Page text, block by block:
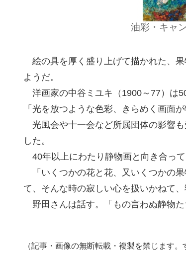
油彩・キャ
絵の具を厚く盛り上げて描かれた、
ようだ。
洋画家の中谷ミユキ（1900～77）は
「光を放つような色彩、きらめく画面
光風会や十一会など所属団体の影響
した。
40年以上にわたり静物画と向き合っ
「いくつかの花と花、又いくつかの
て、そんな時の寂しい心を扱いかねて
野田さんは話す。「もの言わぬ静物た
（記事・画像の無断転載・複製を禁じます